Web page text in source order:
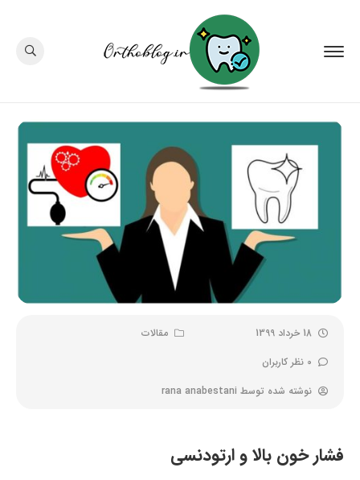
18 خرداد 1399
مقالات
0 نظر کاربران
نوشته شده توسط rana anabestani
فشار خون بالا و ارتودنسی